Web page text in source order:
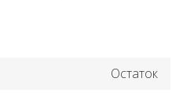
Остаток